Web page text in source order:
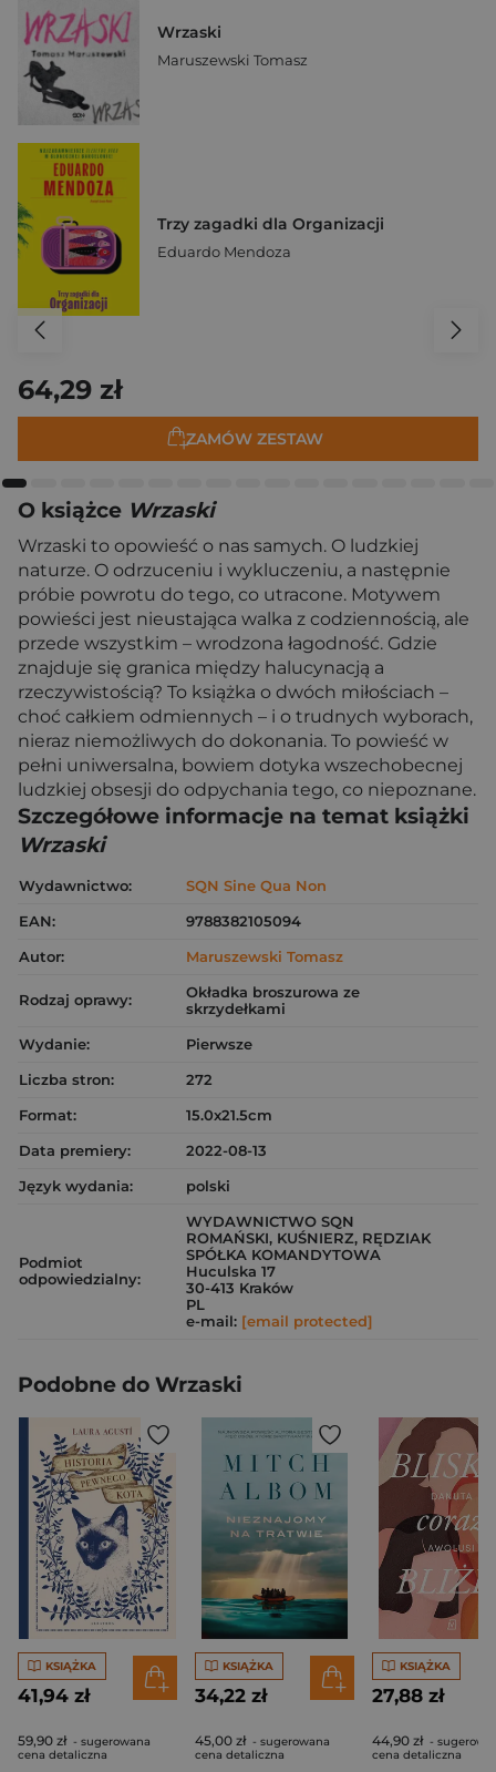
Wrzaski
Maruszewski Tomasz
Trzy zagadki dla Organizacji
Eduardo Mendoza
64,29 zł
ZAMÓW ZESTAW
O książce Wrzaski
Wrzaski to opowieść o nas samych. O ludzkiej
naturze. O odrzuceniu i wykluczeniu, a następnie
próbie powrotu do tego, co utracone. Motywem
powieści jest nieustająca walka z codziennością, ale
przede wszystkim – wrodzona łagodność. Gdzie
znajduje się granica między halucynacją a
rzeczywistością? To książka o dwóch miłościach –
choć całkiem odmiennych – i o trudnych wyborach,
nieraz niemożliwych do dokonania. To powieść w
pełni uniwersalna, bowiem dotyka wszechobecnej
ludzkiej obsesji do odpychania tego, co niepoznane.
Szczegółowe informacje na temat książki
Wrzaski
Wydawnictwo:
SQN Sine Qua Non
EAN:
9788382105094
Autor:
Maruszewski Tomasz
Rodzaj oprawy:
Okładka broszurowa ze
skrzydełkami
Wydanie:
Pierwsze
Liczba stron:
272
Format:
15.0x21.5cm
Data premiery:
2022-08-13
Język wydania:
polski
Podmiot
odpowiedzialny:
WYDAWNICTWO SQN
ROMAŃSKI, KUŚNIERZ, RĘDZIAK
SPÓŁKA KOMANDYTOWA
Huculska 17
30-413 Kraków
PL
e-mail: [email protected]
Podobne do Wrzaski
KSIĄŻKA
41,94 zł
59,90 zł - sugerowana
cena detaliczna
KSIĄŻKA
34,22 zł
45,00 zł - sugerowana
cena detaliczna
KSIĄŻKA
27,88 zł
44,90 zł -
cena detaliczna